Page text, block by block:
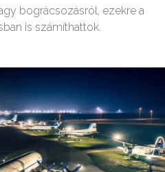
bográcsozásról, ezekre a
is számíthattok.